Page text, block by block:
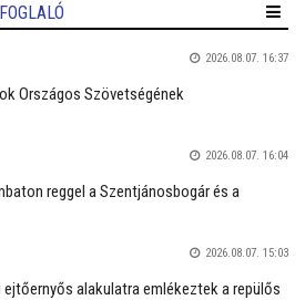
2026.08.07. 16:37
Országos Szövetségének
2026.08.07. 16:04
reggel a Szentjánosbogár és a
2026.08.07. 15:03
alakulatra emlékeztek a repülős